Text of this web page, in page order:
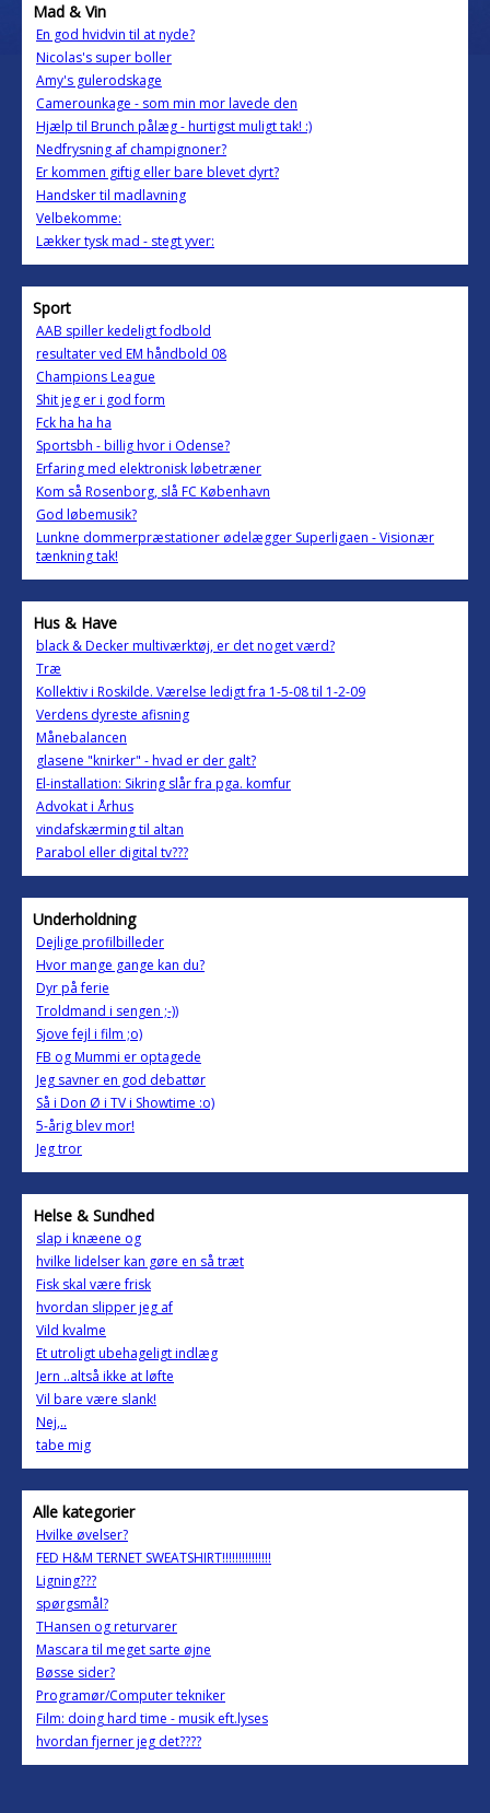
Mad & Vin
En god hvidvin til at nyde?
Nicolas's super boller
Amy's gulerodskage
Camerounkage - som min mor lavede den
Hjælp til Brunch pålæg - hurtigst muligt tak! :)
Nedfrysning af champignoner?
Er kommen giftig eller bare blevet dyrt?
Handsker til madlavning
Velbekomme:
Lækker tysk mad - stegt yver:
Sport
AAB spiller kedeligt fodbold
resultater ved EM håndbold 08
Champions League
Shit jeg er i god form
Fck ha ha ha
Sportsbh - billig hvor i Odense?
Erfaring med elektronisk løbetræner
Kom så Rosenborg, slå FC København
God løbemusik?
Lunkne dommerpræstationer ødelægger Superligaen - Visionær
tænkning tak!
Hus & Have
black & Decker multiværktøj, er det noget værd?
Træ
Kollektiv i Roskilde. Værelse ledigt fra 1-5-08 til 1-2-09
Verdens dyreste afisning
Månebalancen
glasene "knirker" - hvad er der galt?
El-installation: Sikring slår fra pga. komfur
Advokat i Århus
vindafskærming til altan
Parabol eller digital tv???
Underholdning
Dejlige profilbilleder
Hvor mange gange kan du?
Dyr på ferie
Troldmand i sengen ;-))
Sjove fejl i film ;o)
FB og Mummi er optagede
Jeg savner en god debattør
Så i Don Ø i TV i Showtime :o)
5-årig blev mor!
Jeg tror
Helse & Sundhed
slap i knæene og
hvilke lidelser kan gøre en så træt
Fisk skal være frisk
hvordan slipper jeg af
Vild kvalme
Et utroligt ubehageligt indlæg
Jern ..altså ikke at løfte
Vil bare være slank!
Nej,..
tabe mig
Alle kategorier
Hvilke øvelser?
FED H&M TERNET SWEATSHIRT!!!!!!!!!!!!!!!
Ligning???
spørgsmål?
THansen og returvarer
Mascara til meget sarte øjne
Bøsse sider?
Programør/Computer tekniker
Film: doing hard time - musik eft.lyses
hvordan fjerner jeg det????